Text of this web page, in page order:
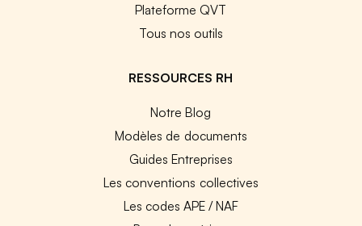
Plateforme QVT
Tous nos outils
RESSOURCES RH
Notre Blog
Modèles de documents
Guides Entreprises
Les conventions collectives
Les codes APE / NAF